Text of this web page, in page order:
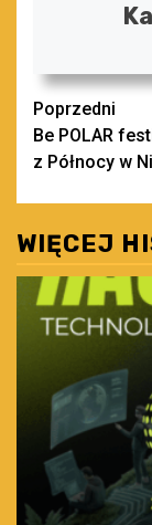
Zobacz
wpisy
Poprzedni
Be POLAR
z Północy w
WIĘCEJ